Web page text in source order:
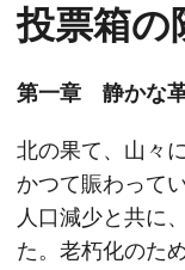
投票箱の
第一章 静かな
北の果て、山々
かつて賑わって
人口減少と共に
た。老朽化のた